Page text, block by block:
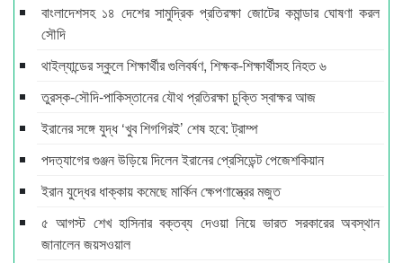
বাংলাদেশসহ ১৪ দেশের সামুদ্রিক প্রতিরক্ষা জোটের কমান্ডার ঘোষণা করল
সৌদি
থাইল্যান্ডের স্কুলে শিক্ষার্থীর গুলিবর্ষণ, শিক্ষক-শিক্ষার্থীসহ নিহত ৬
তুরস্ক-সৌদি-পাকিস্তানের যৌথ প্রতিরক্ষা চুক্তি স্বাক্ষর আজ
ইরানের সঙ্গে যুদ্ধ ‘খুব শিগগিরই’ শেষ হবে: ট্রাম্প
পদত্যাগের গুঞ্জন উড়িয়ে দিলেন ইরানের প্রেসিডেন্ট পেজেশকিয়ান
ইরান যুদ্ধের ধাক্কায় কমেছে মার্কিন ক্ষেপণাস্ত্রের মজুত
৫ আগস্ট শেখ হাসিনার বক্তব্য দেওয়া নিয়ে ভারত সরকারের অবস্থান
জানালেন জয়সওয়াল